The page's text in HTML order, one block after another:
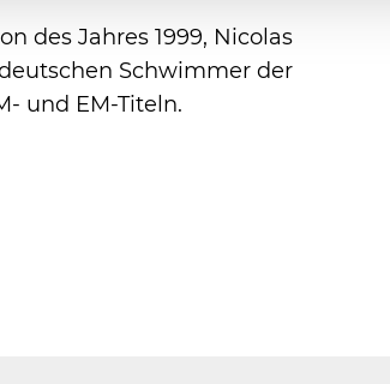
des Jahres 1999, Nicolas
Schwimmer der
und EM-Titeln.